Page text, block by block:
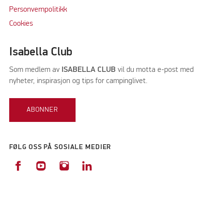
Personvernpolitikk
Cookies
Isabella Club
Som medlem avISABELLA CLUB vil du motta e-post med
nyheter, inspirasjon og tips for campinglivet.
ABONNER
FØLG OSS PÅ SOSIALE MEDIER